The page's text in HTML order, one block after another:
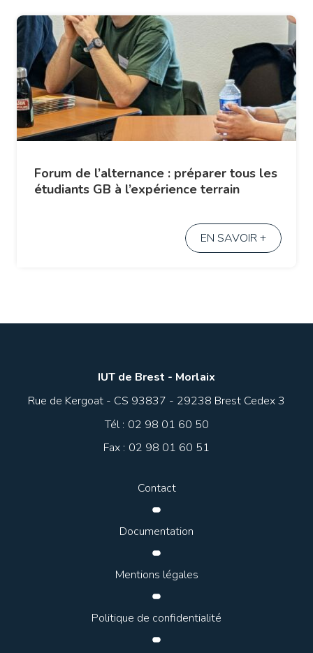
Forum de l’alternance : préparer tous les
étudiants GB à l’expérience terrain
EN SAVOIR +
IUT de Brest - Morlaix
Rue de Kergoat - CS 93837 - 29238 Brest Cedex 3
Tél : 02 98 01 60 50
Fax : 02 98 01 60 51
Contact
Documentation
Mentions légales
Politique de confidentialité